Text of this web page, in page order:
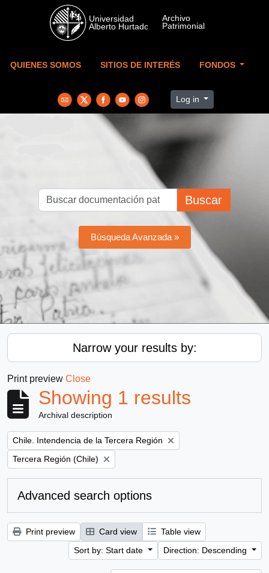
Skip to main content
QUIENES SOMOS SITIOS DE INTERÉS FONDOS
Log in
Buscar
Búsqueda Avanzada »
Narrow your results by:
Print preview Close
Showing 1 results
Archival description
Remove filter:
Chile. Intendencia de la Tercera Región
Remove filter:
Tercera Región (Chile)
Advanced search options
Print preview Card view
Table view
Sort by: Start date
Direction: Descending